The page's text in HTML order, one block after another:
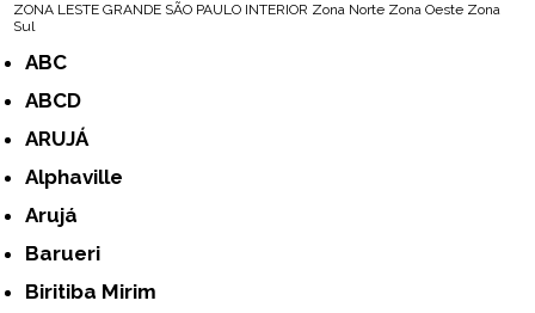
ZONA LESTE GRANDE SÃO PAULO INTERIOR Zona Norte Zona Oeste Zona
Sul
ABC
ABCD
ARUJÁ
Alphaville
Arujá
Barueri
Biritiba Mirim